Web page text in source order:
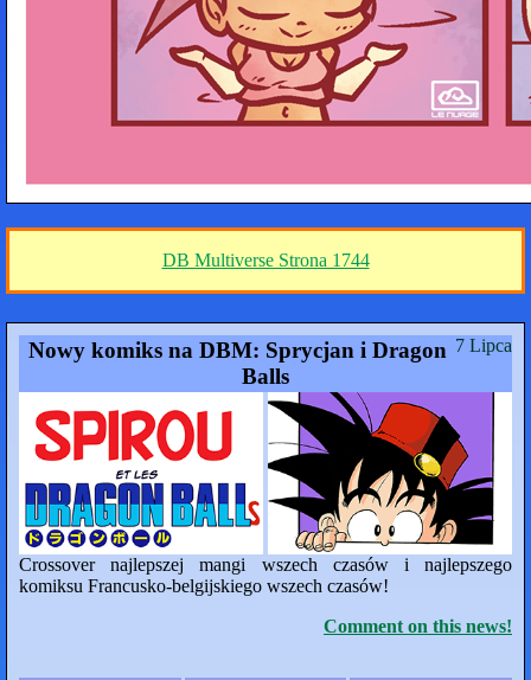
DB Multiverse Strona 1744
7 Lipca
Nowy komiks na DBM: Sprycjan i Dragon
Balls
Crossover najlepszej mangi wszech czasów i najlepszego
komiksu Francusko-belgijskiego wszech czasów!
Comment on this news!